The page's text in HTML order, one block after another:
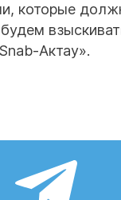
которые
Актау».